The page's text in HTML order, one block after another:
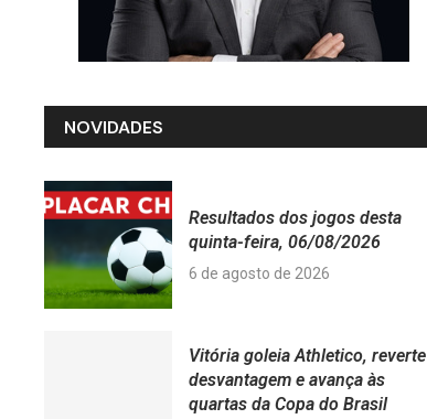
NOVIDADES
Resultados dos jogos desta
quinta-feira, 06/08/2026
6 de agosto de 2026
Vitória goleia Athletico, reverte
desvantagem e avança às
quartas da Copa do Brasil